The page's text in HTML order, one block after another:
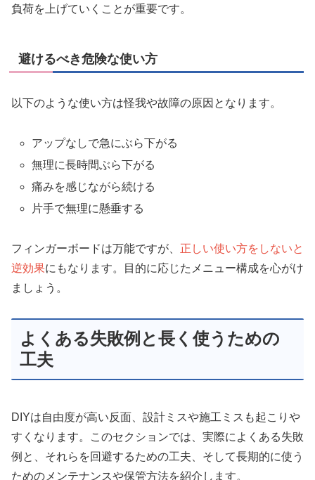
負荷を上げていくことが重要です。
避けるべき危険な使い方
以下のような使い方は怪我や故障の原因となります。
アップなしで急にぶら下がる
無理に長時間ぶら下がる
痛みを感じながら続ける
片手で無理に懸垂する
フィンガーボードは万能ですが、 正しい使い方をしないと
逆効果にもなります。目的に応じたメニュー構成を心がけ
ましょう。
よくある失敗例と長く使うための
工夫
DIYは自由度が高い反面、設計ミスや施工ミスも起こりや
すくなります。このセクションでは、実際によくある失敗
例と、それらを回避するための工夫、そして長期的に使う
ためのメンテナンスや保管方法を紹介します。